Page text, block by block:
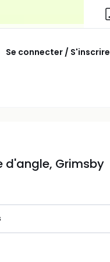
Se connecter / S'inscrire
Mon
d'angle, Grimsby